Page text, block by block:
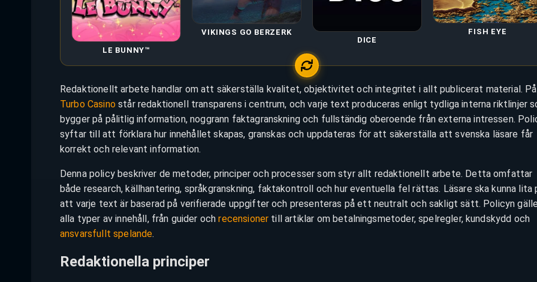
LE BUNNY™
VIKINGS GO BERZERK
DICE
FISH EYE
Redaktionellt arbete handlar om att säkerställa kvalitet, objektivitet och integritet i allt publicerat material. På
Turbo Casinostår redaktionell transparens i centrum, och varje text produceras enligt tydliga interna riktlinjer
bygger på pålitlig information, noggrann faktagranskning och fullständig oberoende från externa intressen.
syftar till att förklara hur innehållet skapas, granskas och uppdateras för att säkerställa att svenska läsare får
korrekt och relevant information.
Denna policy beskriver de metoder, principer och processer som styr allt redaktionellt arbete. Detta omfattar
både research, källhantering, språkgranskning, faktakontroll och hur eventuella fel rättas. Läsare ska kunna lita
att varje text är baserad på verifierade uppgifter och presenteras på ett neutralt och sakligt sätt. Policyn
alla typer av innehåll, från guider ochrecensioner till artiklar om betalningsmetoder, spelregler, kundskydd och
ansvarsfullt spelande.
Redaktionella principer